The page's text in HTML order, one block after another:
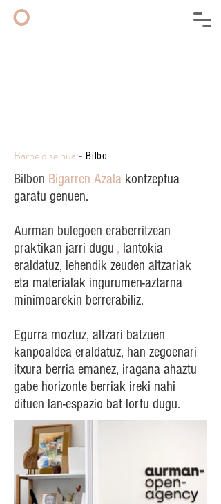
Barne diseinua - Bilbo
Bilbon Bigarren Azala kontzeptua
garatu genuen.
Aurman bulegoen eraberritzean
praktikan jarri dugu , lantokia
eraldatuz, lehendik zeuden altzariak
eta materialak ingurumen-aztarna
minimoarekin berrerabiliz.
Egurra moztuz, altzari batzuen
kanpoaldea eraldatuz, han zegoenari
itxura berria emanez, iragana ahaztu
gabe horizonte berriak ireki nahi
dituen lan-espazio bat lortu dugu.